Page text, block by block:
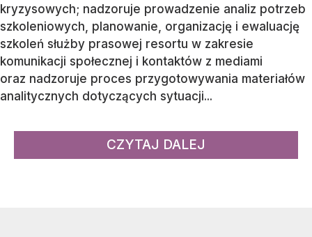
kryzysowych; nadzoruje prowadzenie analiz potrzeb
szkoleniowych, planowanie, organizację i ewaluację
szkoleń służby prasowej resortu w zakresie
komunikacji społecznej i kontaktów z mediami
oraz nadzoruje proces przygotowywania materiałów
analitycznych dotyczących sytuacji...
CZYTAJ DALEJ